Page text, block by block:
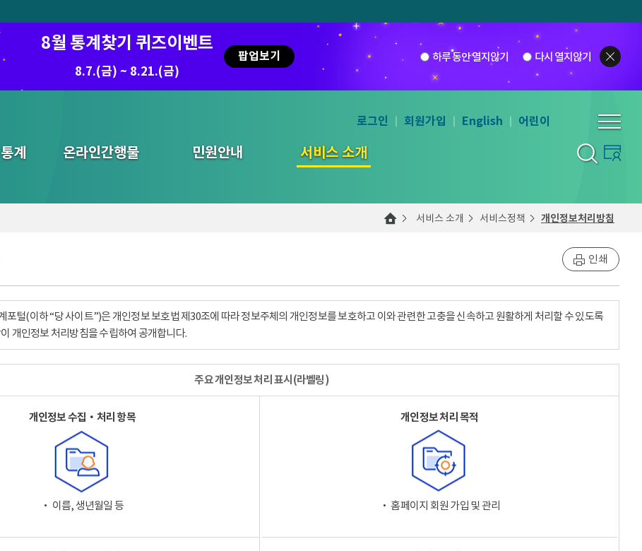
8월 통계찾기 퀴즈이벤트
8.7.(금) ~ 8.21.(금)
팝업보기 하루 동안 열지않기 다시 열지않기
계 온라인간행물 민원안내 서비스 소개
통합검색
로그인 회원가입 English 어린이
서비스 소개 서비스정책 개인정보처리방침
인쇄
포털(이하 “당 사이트”)은 개인정보 보호법 제30조에 따라 정보주체의 개인정보를 보호하고 이와 관련한 고충을 신속하고 원활하게 처리할 수 있도록
개인정보 처리방침을 수립하여 공개합니다.
주요 개인정보 처리 표시(라벨링)
개인정보 수집‧처리 항목
‧ 이름, 생년월일 등
개인정보 처리 목적
‧ 홈페이지 회원 가입 및 관리